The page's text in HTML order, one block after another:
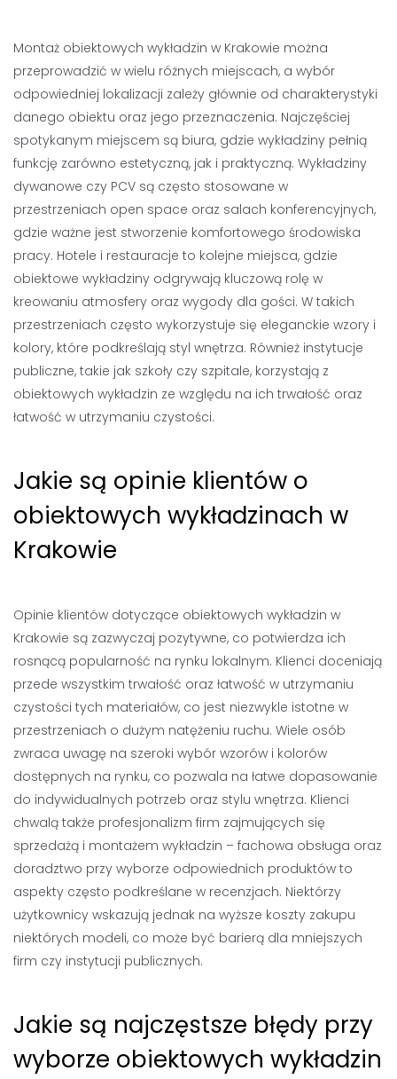
Montaż obiektowych wykładzin w Krakowie można
przeprowadzić w wielu różnych miejscach, a wybór
odpowiedniej lokalizacji zależy głównie od charakterystyki
danego obiektu oraz jego przeznaczenia. Najczęściej
spotykanym miejscem są biura, gdzie wykładziny pełnią
funkcję zarówno estetyczną, jak i praktyczną. Wykładziny
dywanowe czy PCV są często stosowane w
przestrzeniach open space oraz salach konferencyjnych,
gdzie ważne jest stworzenie komfortowego środowiska
pracy. Hotele i restauracje to kolejne miejsca, gdzie
obiektowe wykładziny odgrywają kluczową rolę w
kreowaniu atmosfery oraz wygody dla gości. W takich
przestrzeniach często wykorzystuje się eleganckie wzory i
kolory, które podkreślają styl wnętrza. Również instytucje
publiczne, takie jak szkoły czy szpitale, korzystają z
obiektowych wykładzin ze względu na ich trwałość oraz
łatwość w utrzymaniu czystości.
Jakie są opinie klientów o
obiektowych wykładzinach w
Krakowie
Opinie klientów dotyczące obiektowych wykładzin w
Krakowie są zazwyczaj pozytywne, co potwierdza ich
rosnącą popularność na rynku lokalnym. Klienci doceniają
przede wszystkim trwałość oraz łatwość w utrzymaniu
czystości tych materiałów, co jest niezwykle istotne w
przestrzeniach o dużym natężeniu ruchu. Wiele osób
zwraca uwagę na szeroki wybór wzorów i kolorów
dostępnych na rynku, co pozwala na łatwe dopasowanie
do indywidualnych potrzeb oraz stylu wnętrza. Klienci
chwalą także profesjonalizm firm zajmujących się
sprzedażą i montażem wykładzin – fachowa obsługa oraz
doradztwo przy wyborze odpowiednich produktów to
aspekty często podkreślane w recenzjach. Niektórzy
użytkownicy wskazują jednak na wyższe koszty zakupu
niektórych modeli, co może być barierą dla mniejszych
firm czy instytucji publicznych.
Jakie są najczęstsze błędy przy
wyborze obiektowych wykładzin